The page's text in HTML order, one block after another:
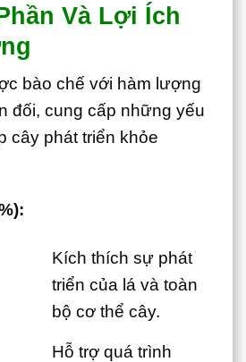
Và Lợi Ích
bào chế với hàm lượng
đối, cung cấp những yếu
cây phát triển khỏe
Kích thích sự phát
triển của lá và toàn
bộ cơ thể cây.
Hỗ trợ quá trình